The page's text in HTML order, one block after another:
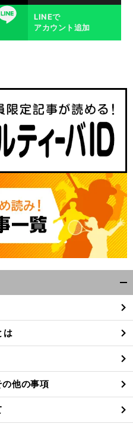
つ
ば九郎の人生相談「
競
馬がなかなか当たりません
」
LINEで
アカウント追加
閉
る
は
他の事項